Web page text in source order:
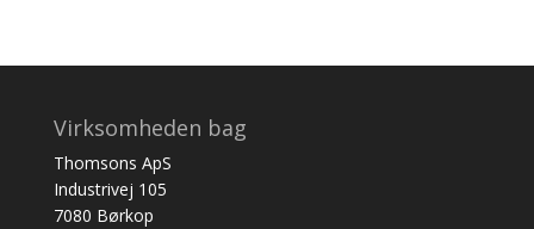
Virksomheden bag
Thomsons ApS
Industrivej 105
7080 Børkop